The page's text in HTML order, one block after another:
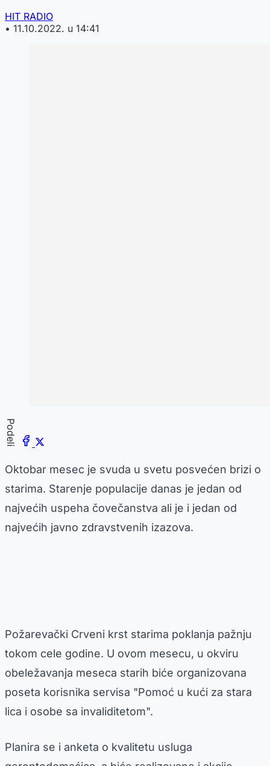
HIT RADIO
• 11.10.2022. u 14:41
Podeli
Oktobar mesec je svuda u svetu posvećen brizi o
starima. Starenje populacije danas je jedan od
najvećih uspeha čovečanstva ali je i jedan od
najvećih javno zdravstvenih izazova.
Požarevački Crveni krst starima poklanja pažnju
tokom cele godine. U ovom mesecu, u okviru
obeležavanja meseca starih biće organizovana
poseta korisnika servisa "Pomoć u kući za stara
lica i osobe sa invaliditetom".
Planira se i anketa o kvalitetu usluga